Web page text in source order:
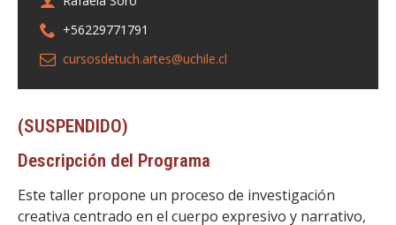
+56229771791
cursosdetuch.artes@uchile.cl
(SUSPENDIDO)
Descripción del Programa
Este taller propone un proceso de investigación
creativa centrado en el cuerpo expresivo y narrativo,